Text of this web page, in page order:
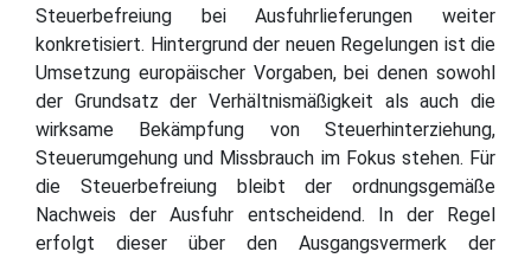
Steuerbefreiung bei Ausfuhrlieferungen weiter
konkretisiert. Hintergrund der neuen Regelungen ist die
Umsetzung europäischer Vorgaben, bei denen sowohl
der Grundsatz der Verhältnismäßigkeit als auch die
wirksame Bekämpfung von Steuerhinterziehung,
Steuerumgehung und Missbrauch im Fokus stehen. Für
die Steuerbefreiung bleibt der ordnungsgemäße
Nachweis der Ausfuhr entscheidend. In der Regel
erfolgt dieser über den Ausgangsvermerk der